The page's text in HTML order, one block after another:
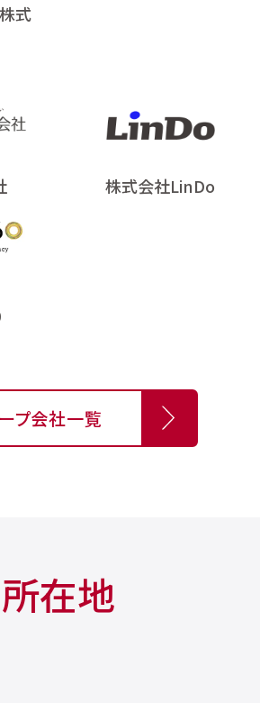
式
株式会社LinDo
プ会社一覧
所在地